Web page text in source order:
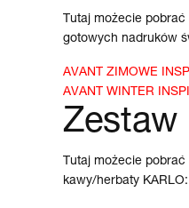
Tutaj możecie
gotowych nadruków
AVANT ZIMOWE
AVANT WINTER
Zestaw
Tutaj możecie
kawy/herbaty KARLO: